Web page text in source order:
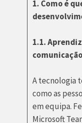
1. Como é
1.1.
A tecnologia
como as
em equipa.
Microsoft